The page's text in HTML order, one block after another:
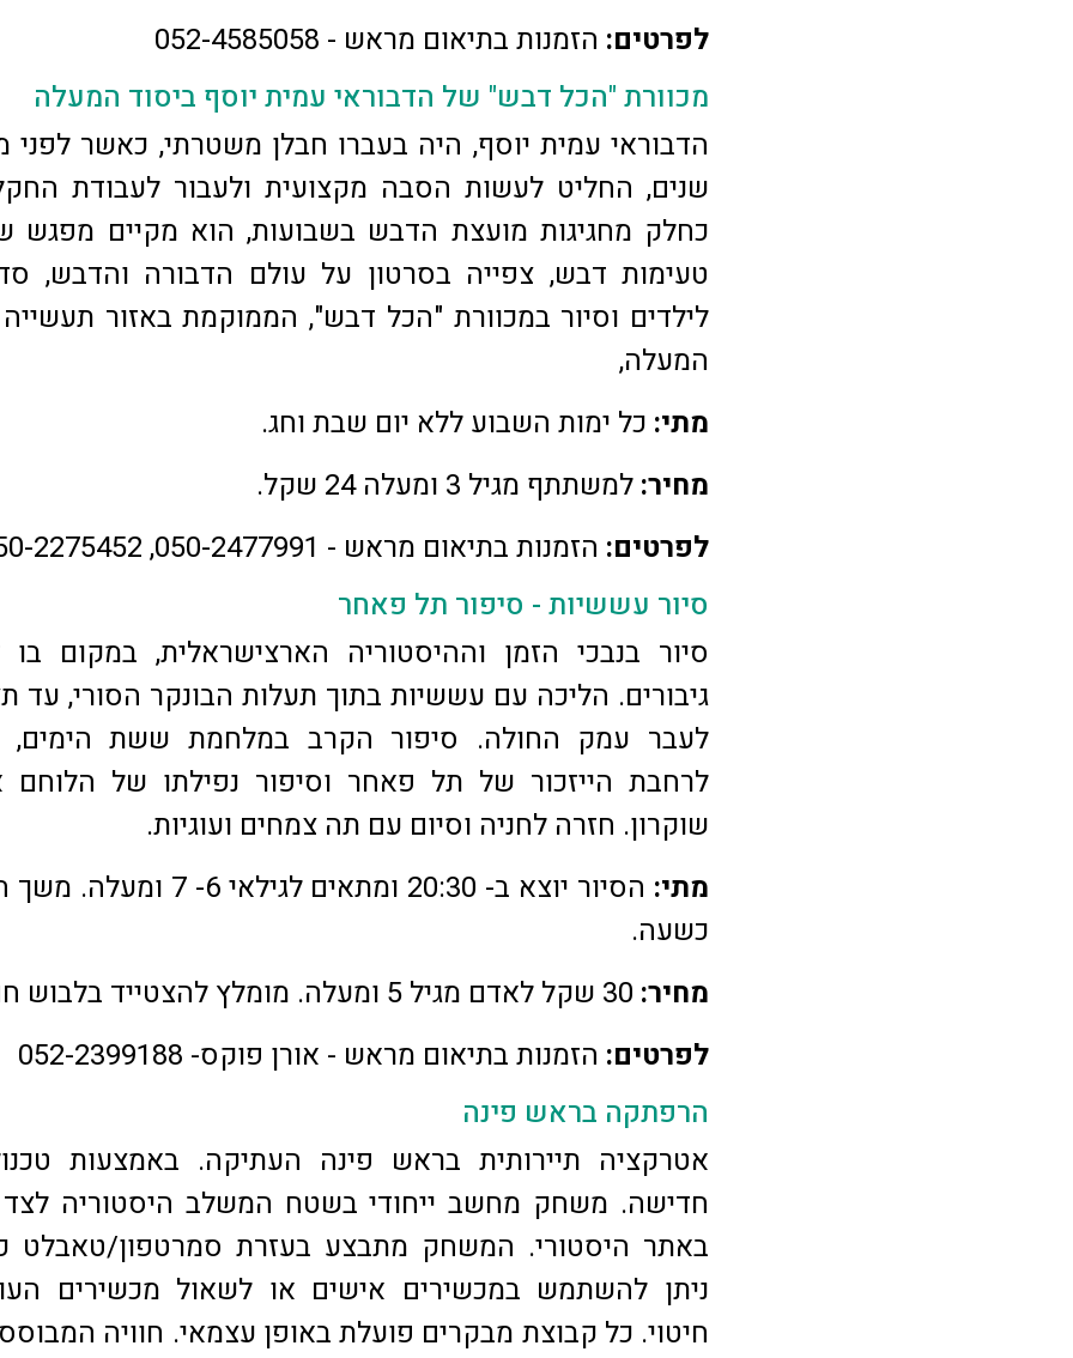
לפרטים: הזמנות בתיאום מראש - 052-4585058
מכוורת "הכל דבש" של הדבוראי עמית יוסף ביסוד המעלה
הדבוראי עמית יוסף, היה בעברו חבלן משטרתי, כאשר לפני
שנים, החליט לעשות הסבה מקצועית ולעבור לעבודת
כחלק מחגיגות מועצת הדבש בשבועות, הוא מקיים מפגש
טעימות דבש, צפייה בסרטון על עולם הדבורה והדבש,
לילדים וסיור במכוורת "הכל דבש", הממוקמת באזור תעשייה
המעלה,
מתי: כל ימות השבוע ללא יום שבת וחג.
מחיר: למשתתף מגיל 3 ומעלה 24 שקל.
לפרטים: הזמנות בתיאום מראש - 050-2477991, 050-2275452
סיור עששיות - סיפור תל פאחר
סיור בנבכי הזמן וההיסטוריה הארצישראלית, במקום בו
גיבורים. הליכה עם עששיות בתוך תעלות הבונקר הסורי, עד
לעבר עמק החולה. סיפור הקרב במלחמת ששת
לרחבת הייזכור של תל פאחר וסיפור נפילתו של הלוחם
שוקרון. חזרה לחניה וסיום עם תה צמחים ועוגיות.
מתי:
הסיור יוצא ב- 20:30 ומתאים לגילאי 6- 7
כשעה.
מחיר:
לפרטים: הזמנות בתיאום מראש - אורן פוקס- 052-2399188
הרפתקה בראש פינה
אטרקציה תיירותית בראש פינה העתיקה. באמצעות
חדישה. משחק מחשב ייחודי בשטח המשלב היסטוריה לצד
באתר היסטורי. המשחק מתבצע בעזרת סמרטפון/טאבלט
ניתן להשתמש במכשירים אישים או לשאול מכשירים
חיטוי. כל קבוצת מבקרים פועלת באופן עצמאי. חוויה